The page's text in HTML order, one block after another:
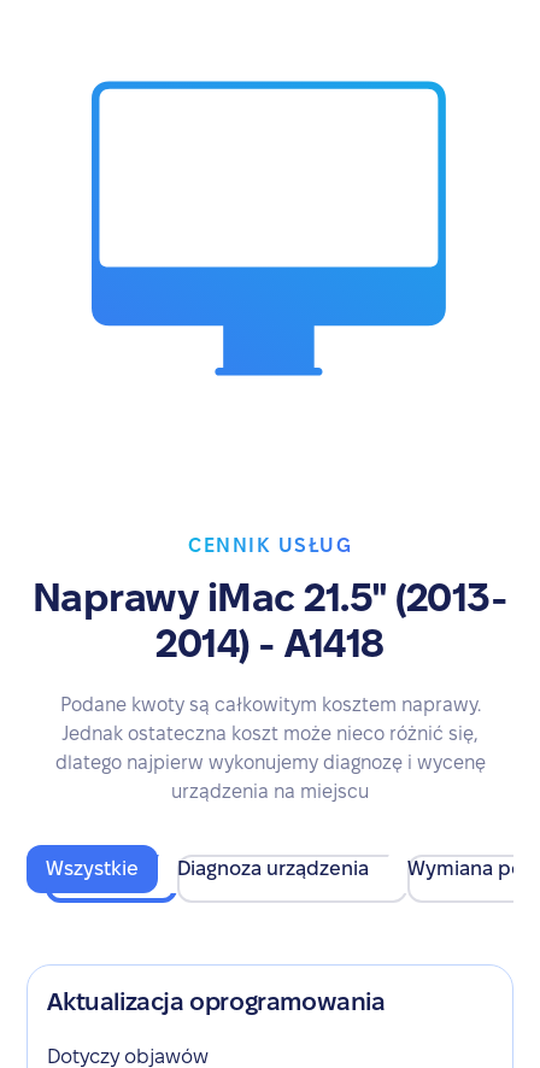
CENNIK USŁUG
Naprawy iMac 21.5" (2013-
2014) - A1418
Podane kwoty są całkowitym kosztem naprawy.
Jednak ostateczna koszt może nieco różnić się,
dlatego najpierw wykonujemy diagnozę i wycenę
urządzenia na miejscu
Wszystkie Diagnoza urządzenia Wymiana
Aktualizacja oprogramowania
Dotyczy objawów